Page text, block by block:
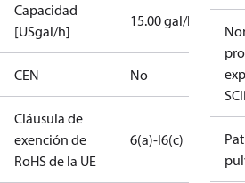
Capacidad
[USgal/h]
15.00 gal/h
CEN No
Cláusula de
exención de
RoHS de la UE
6(a)-I6(c)